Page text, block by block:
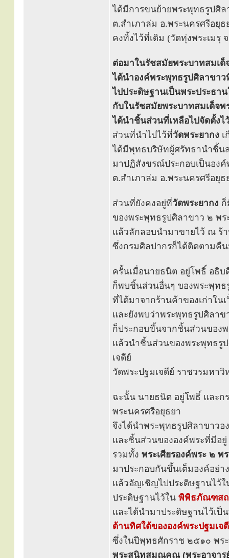
ได้มีการขนย้ายพระพุทธรูปศิ
ต.สำเภาล่ม อ.พระนครศรีอยุ
คงทิ้งไว้ที่เดิม (วัดทุ่งพระเมรุ
ต่อมาในรัชสมัยพระบาทสมเด็
ได้นำองค์พระพุทธรูปศิลาขา
ไปประดิษฐานเป็นพระประธา
กับในรัชสมัยพระบาทสมเด็จพ
ได้นำชิ้นส่วนที่เหลือไปจัดตั้งไ
ส่วนที่นำไปไว้ที่วัดพระยากง
ได้มีพุทธบริษัทผู้ศรัทธานำชิ้น
มาปฏิสังขรณ์ประกอบเป็นอง
ต.สำเภาล่ม อ.พระนครศรีอยุ
ส่วนที่ยังคงอยู่ที่วัดพระยากง ก็
ของพระพุทธรูปศิลาขาว ๒ พร
แล้วลักลอบนำมาขายไว้ ณ ร้า
ซึ่งกรมศิลปากรก็ได้ติดตามคื
ครั้นเมื่อนายธนิต อยู่โพธิ์ อธิ
ก็พบชิ้นส่วนอื่นๆ ของพระพุทธ
ที่ได้มาจากร้านค้าของเก่าใน
และยังพบว่าพระพุทธรูปศิลาข
ก็ประกอบขึ้นจากชิ้นส่วนของ
แล้วนำชิ้นส่วนของพระพุทธรู
เจดีย์
วัดพระปฐมเจดีย์ ราชวรมหา
ฉะนั้น นายธนิต อยู่โพธิ์ และก
พระนครศรีอยุธยา
จึงได้นำพระพุทธรูปศิลาขาวอ
และชิ้นส่วนขององค์พระที่มีอ
รวมทั้ง พระเศียรองค์พระ ๒ พร
มาประกอบกันขึ้นเต็มองค์อย่
แล้วอัญเชิญไปประดิษฐานไว้
ประดิษฐานไว้ใน พิพิธภัณฑสถ
และได้นำมาประดิษฐานไว้เ
ด้านทิศใต้ขององค์พระปฐมเจ
ซึ่งในปีพุทธศักราช ๒๕๑๐ พร
พระสนิทสมณคุณ (พระอาจาร